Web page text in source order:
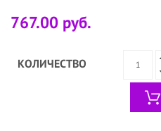
767.00 руб.
КОЛИЧЕСТВО